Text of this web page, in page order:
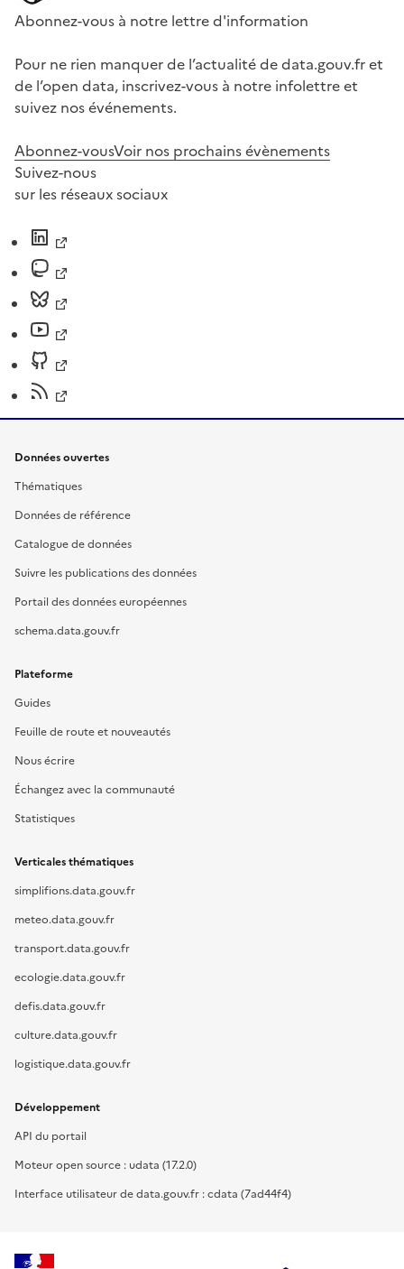
Abonnez-vous à notre lettre d'information
Pour ne rien manquer de l’actualité de data.gouv.fr et
de l’open data, inscrivez-vous à notre infolettre et
suivez nos événements.
Abonnez-vousVoir nos prochains évènements
Suivez-nous
sur les réseaux sociaux
Données ouvertes
Thématiques
Données de référence
Catalogue de données
Suivre les publications des données
Portail des données européennes
schema.data.gouv.fr
Plateforme
Guides
Feuille de route et nouveautés
Nous écrire
Échangez avec la communauté
Statistiques
Verticales thématiques
simplifions.data.gouv.fr
meteo.data.gouv.fr
transport.data.gouv.fr
ecologie.data.gouv.fr
defis.data.gouv.fr
culture.data.gouv.fr
logistique.data.gouv.fr
Développement
API du portail
Moteur open source : udata (17.2.0)
Interface utilisateur de data.gouv.fr : cdata (7ad44f4)